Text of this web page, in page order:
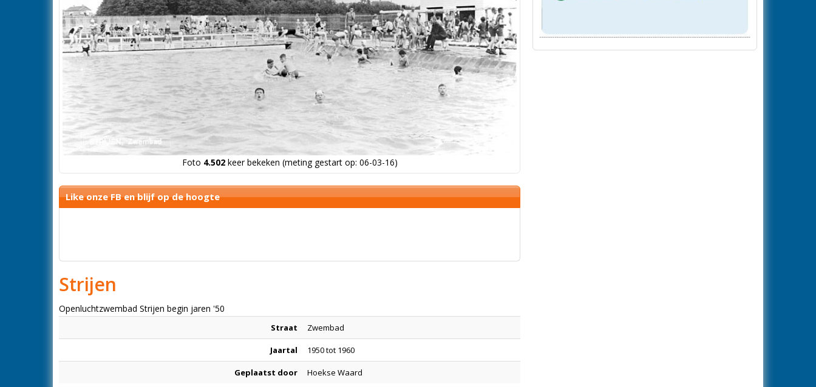
Foto 4.502keer bekeken (meting gestart op: 06-03-16)
Like onze FB en blijf op de hoogte
Strijen
Openluchtzwembad Strijen begin jaren '50
Straat Zwembad
Jaartal 1950 tot 1960
Geplaatst door Hoekse Waard